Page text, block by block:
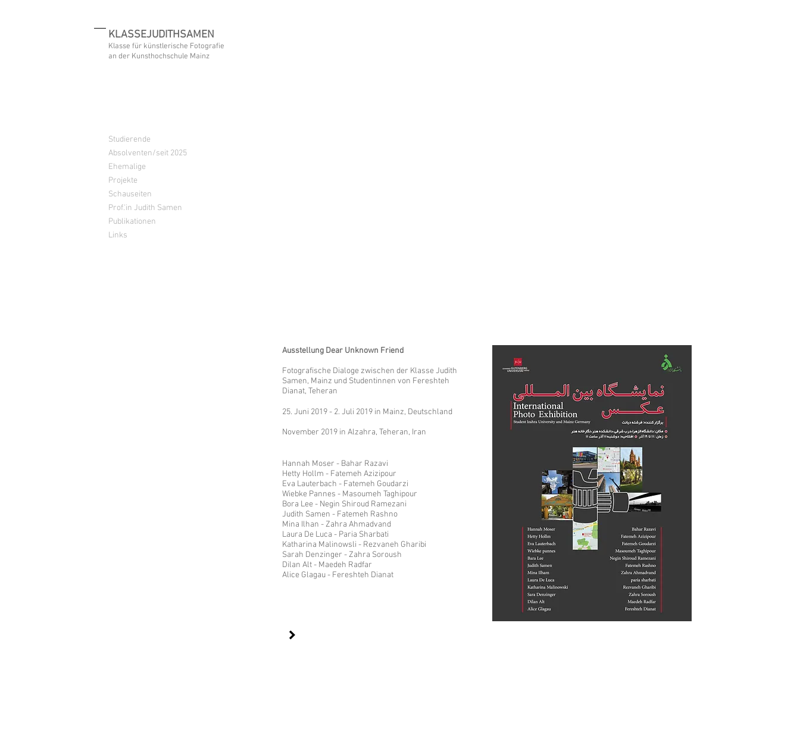
KLASSEJUDITHSAMEN
Klasse für künstlerische Fotografie
an der Kunsthochschule Mainz
Ausstellung Dear Unknown Friend
Fotografische Dialoge zwischen der Klasse Judith
Samen, Mainz und Studentinnen von Fereshteh
Dianat, Teheran
25. Juni 2019 - 2. Juli 2019 in Mainz, Deutschland
November 2019 in Alzahra, Teheran, Iran
Hannah Moser - Bahar Razavi
Hetty Hollm - Fatemeh Azizipour
Eva Lauterbach - Fatemeh Goudarzi
Wiebke Pannes - Masoumeh Taghipour
Bora Lee - Negin Shiroud Ramezani
Judith Samen - Fatemeh Rashno
Mina Ilhan - Zahra Ahmadvand
Laura De Luca - Paria Sharbati
Katharina Malinowsli - Rezvaneh Gharibi
Sarah Denzinger - Zahra Soroush
Dilan Alt - Maedeh Radfar
Alice Glagau - Fereshteh Dianat
Studierende
Absolventen/seit 2025
Ehemalige
Projekte
Schauseiten
Prof.'in Judith Samen
Publikationen
Links